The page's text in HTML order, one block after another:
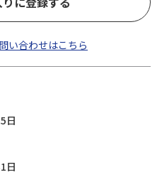
い合わせはこちら
日
日